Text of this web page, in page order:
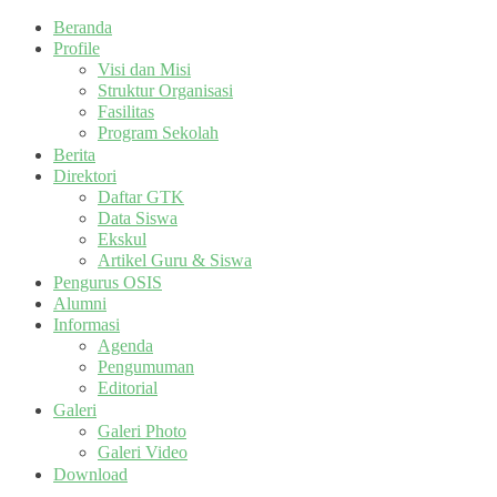
Beranda
Profile
Visi dan Misi
Struktur Organisasi
Fasilitas
Program Sekolah
Berita
Direktori
Daftar GTK
Data Siswa
Ekskul
Artikel Guru & Siswa
Pengurus OSIS
Alumni
Informasi
Agenda
Pengumuman
Editorial
Galeri
Galeri Photo
Galeri Video
Download